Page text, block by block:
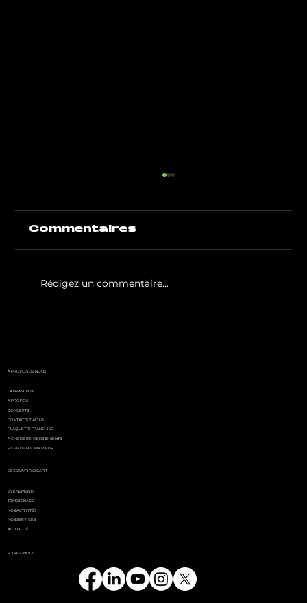
Commentaires
Rédigez un commentaire...
DÉCOUVRIR GIGAFIT
ÉVÉNEMENTS
TÉMOIGNAGE
NOS ACTIVITÉS
NOS SERVICES
ACTUALITÉ
À PROPOS DE NOUS
LA FRANCHISE
À PROPOS
CONCEPTS
CONTACTEZ-NOUS
PLAQUETTE FRANCHISE
FICHE DE RENSEIGNEMENTS
FICHE DE FOURNISSEUR
SUIVEZ-NOUS